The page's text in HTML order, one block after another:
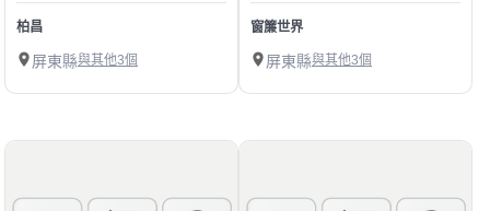
柏昌
屏東縣與其他3個
窗簾世界
屏東縣與其他3個